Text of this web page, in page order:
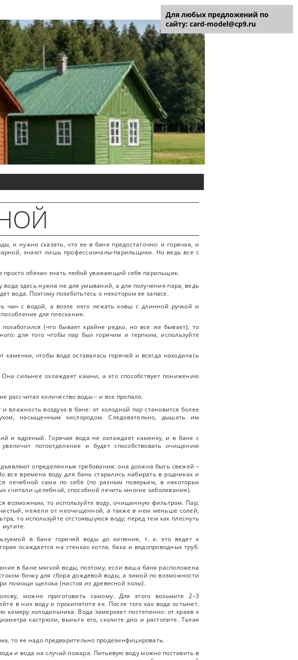
и нужно сказать, что ее в бане предостаточно: и горячая, и
знают лишь профессионалы-парильщики. Но ведь все с
просто обязан знать любой уважающий себя парильщик.
вода здесь нужна не для умываний, а для получения пара, ведь
вода. Поэтому позаботьтесь о некотором ее запасе.
чан с водой, а возле него лежать ковш с длинной ручкой и
для плескания.
(что бывает крайне редко, но все же бывает), то
для того чтобы пар был горячим и терпким, используйте
чтобы вода оставалась горячей и всегда находилась
сильнее охлаждает камни, а это способствует понижению
рассчитал количество воды – и все пропало.
влажность воздуха в бане: от холодной пар становится более
насыщенным кислородом. Следовательно, дышать им
и ядреный. Горячая вода не охлаждает каменку, и в бане с
потоотделение и будет способствовать очищению
определенные требования: она должна быть свежей –
все времена воду для бань старались набирать в родниках и
лечебной сама по себе (по разным поверьям, в некоторых
считали целебной, способной лечить многие заболевания).
возможным, то используйте воду, очищенную фильтром. Пар,
нежели от неочищенной, а также в нем меньше солей,
то используйте отстоявшуюся воду; перед тем как плеснуть
мутите.
в бане горячей воды до кипения, т. к. это ведет к
осаждается на стенках котла, бака и водопроводных труб.
в бане мягкой воды, поэтому, если ваша баня расположена
бочку для сбора дождевой воды, а зимой по возможности
помощи щелока (настоя из древесной золы).
можно приготовить самому. Для этого возьмите 2–3
в них воду и прокипятите ее. После того как вода остынет,
холодильника. Вода замерзает постепенно: от краев к
кастрюли, выньте его, сколите дно и растопите. Талая
то ее надо предварительно продезинфицировать.
и вода на случай пожара. Питьевую воду можно поставить в
Для любых предложений по
сайту: card-model@cp9.ru